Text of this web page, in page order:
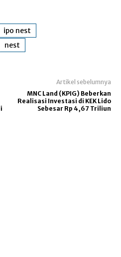
ipo nest
nest
Artikel sebelumnya
MNC Land (KPIG) Beberkan
Realisasi Investasi di KEK Lido
Sebesar Rp 4,67 Triliun